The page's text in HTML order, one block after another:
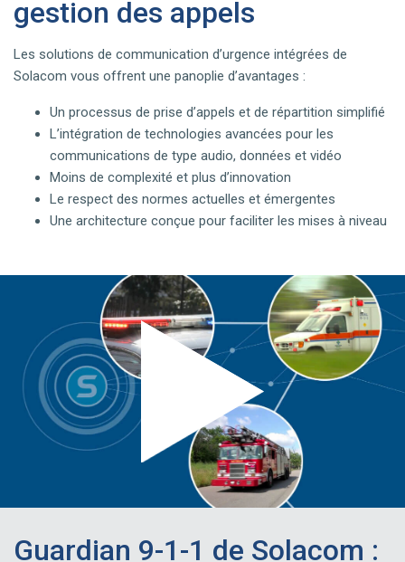
gestion des appels
Les solutions de communication d’urgence intégrées de
Solacom vous offrent une panoplie d’avantages :
Un processus de prise d’appels et de répartition simplifié
L’intégration de technologies avancées pour les
communications de type audio, données et vidéo
Moins de complexité et plus d’innovation
Le respect des normes actuelles et émergentes
Une architecture conçue pour faciliter les mises à niveau
Guardian 9-1-1 de Solacom :